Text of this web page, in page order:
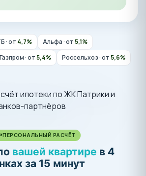
· от 4,7% Альфа · от5,1%
Газпром · от5,4% Россельхоз · от5,6%
ПЕРСОНАЛЬНЫЙ РАСЧЁТ
вашей квартире в 4
за 15 минут